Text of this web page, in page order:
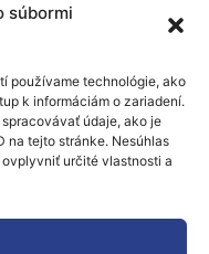
súbormi
používame technológie, ako
k informáciám o zariadení.
údaje, ako je
na tejto stránke. Nesúhlas
určité vlastnosti a
– 21:30, v
e-mailu
.
pozvánke a